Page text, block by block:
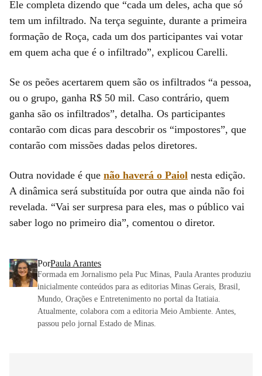
Ele completa dizendo que “cada um deles, acha que só
tem um infiltrado. Na terça seguinte, durante a primeira
formação de Roça, cada um dos participantes vai votar
em quem acha que é o infiltrado”, explicou Carelli.
Se os peões acertarem quem são os infiltrados “a pessoa,
ou o grupo, ganha R$ 50 mil. Caso contrário, quem
ganha são os infiltrados”, detalha. Os participantes
contarão com dicas para descobrir os “impostores”, que
contarão com missões dadas pelos diretores.
Outra novidade é que não haverá o Paiol nesta edição.
A dinâmica será substituída por outra que ainda não foi
revelada. “Vai ser surpresa para eles, mas o público vai
saber logo no primeiro dia”, comentou o diretor.
PorPaula Arantes
Formada em Jornalismo pela Puc Minas, Paula Arantes produziu
inicialmente conteúdos para as editorias Minas Gerais, Brasil,
Mundo, Orações e Entretenimento no portal da Itatiaia.
Atualmente, colabora com a editoria Meio Ambiente. Antes,
passou pelo jornal Estado de Minas.